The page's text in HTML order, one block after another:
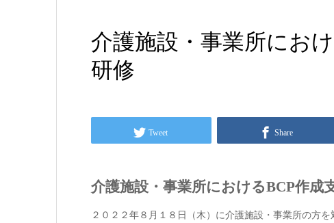
介護施設・事業所にお
研修
Tweet Share
介護施設・事業所におけるBCP作成
２０２２年８月１８日（木）に介護施設・事業所の方